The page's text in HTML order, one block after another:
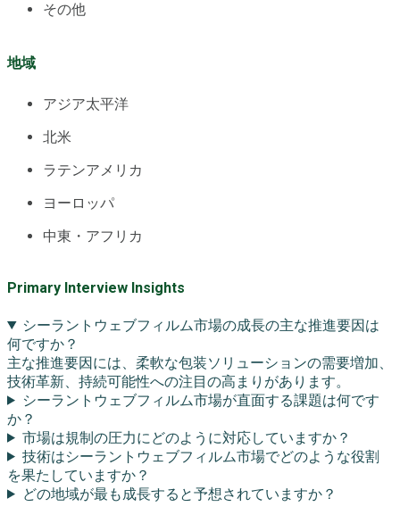
その他
地域
アジア太平洋
北米
ラテンアメリカ
ヨーロッパ
中東・アフリカ
Primary Interview Insights
シーラントウェブフィルム市場の成長の主な推進要因は
何ですか？
主な推進要因には、柔軟な包装ソリューションの需要増加、
技術革新、持続可能性への注目の高まりがあります。
シーラントウェブフィルム市場が直面する課題は何です
か？
市場は規制の圧力にどのように対応していますか？
技術はシーラントウェブフィルム市場でどのような役割
を果たしていますか？
どの地域が最も成長すると予想されていますか？